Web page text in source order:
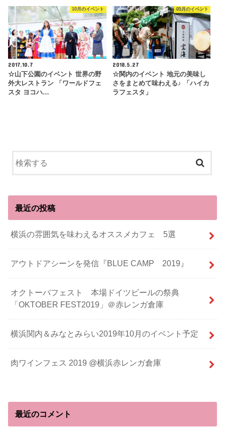
10月のイベント
2017.10.7
☆山下公園のイベント 世界の野
外大レストラン 「ワールドフェ
スタ ヨコハ…
05月のイベント
2018.5.27
☆関内のイベント 地元の美味し
さをまとめて味わえる♪ 「ハイカ
ラフェスタ」
最近の投稿
横浜の雰囲気を味わえるオススメカフェ 5選
アウトドアシーンを発信『BLUE CAMP 2019』
オクトーバフェスト 本場ドイツビールの祭典
「OKTOBER FEST2019」＠赤レンガ倉庫
横浜関内＆みなとみらい2019年10月のイベント予定
肉ワインフェス 2019 @横浜赤レンガ倉庫
最近のコメント